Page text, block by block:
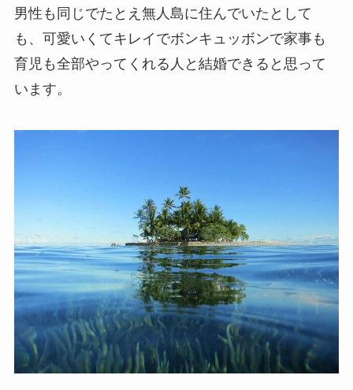
男性も同じでたとえ無人島に住んでいたとして
も、可愛いくてキレイでボンキュッボンで家事も
育児も全部やってくれる人と結婚できると思って
います。